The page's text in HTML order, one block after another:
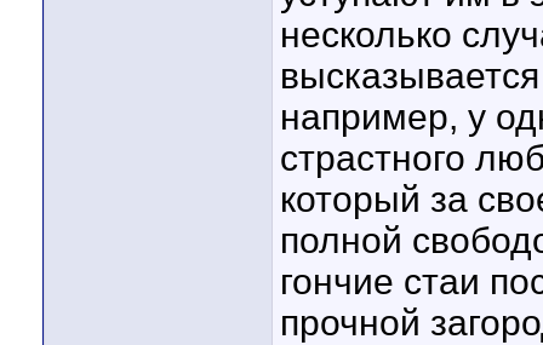
несколько
например, у
страстного
который за
полной
гончие стаи
прочной